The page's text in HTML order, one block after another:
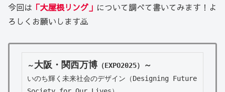
今回は 「大屋根リング」 について調べて書いてみます！よ
ろしくお願いします🙇
～大阪・関西万博 （EXPO2025） ～
いのち輝く未来社会のデザイン（Designing Future